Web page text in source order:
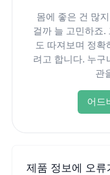
몸에 좋은 건 많
걸까 늘 고민하죠.
도 따져보며 정
려고 합니다. 누구
관
어드
제품 정보에 오류